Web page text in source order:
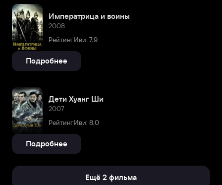
Императрица и воины
2008
Рейтинг Иви: 7,9
Подробнее
Дети Хуанг Ши
2007
Рейтинг Иви: 8,0
Подробнее
Ещё 2 фильма